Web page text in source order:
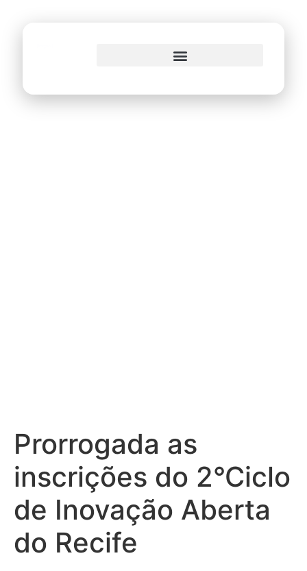
Prorrogada as
inscrições do 2°Ciclo
de Inovação Aberta
do Recife